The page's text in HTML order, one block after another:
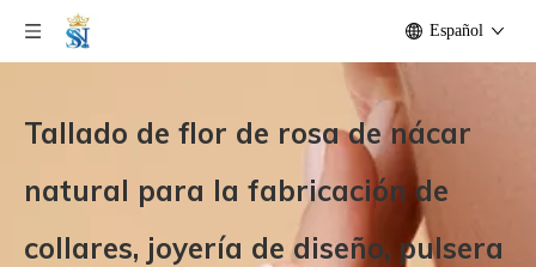
Español
Tallado de flor de rosa de nácar
natural para la fabricación de
collares, joyería de diseño, pulsera